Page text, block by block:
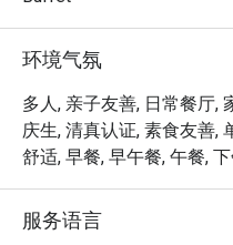
肉品的瞬间，到国际甜点
餐，The Living Room 始终
围，周到的服务让宏大的
里，您可以在真正优雅的
每一道料理，都成为一次
🍽️ 精选推荐
・冰镇海鲜 | 丰盛的海鲜
环境气氛
多人, 亲子友善, 日常餐厅,
庆生, 清真认证, 素食友善,
舒适, 早餐, 早午餐, 午餐,
服务语言